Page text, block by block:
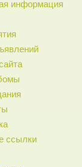
информация
ссылки